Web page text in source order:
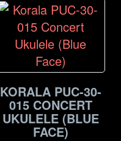
KORALA PUC-30-
015 CONCERT
UKULELE (BLUE
FACE)